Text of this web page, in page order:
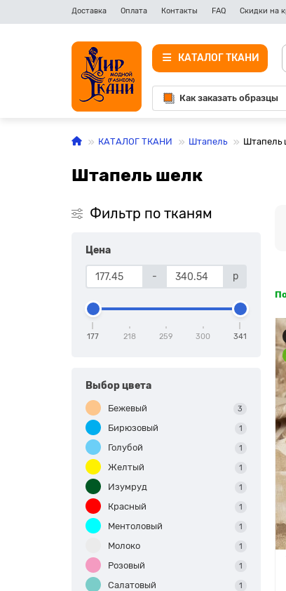
Доставка Оплата Контакты FAQ Скидки на
КАТАЛОГ ТКАНИ
Как заказать образцы
КАТАЛОГ ТКАНИ Штапель Штапель
Штапель шелк
Фильтр по тканям
Цена
- р
177 218 259 300 341
Выбор цвета
Бежевый 3
Бирюзовый 1
Голубой 1
Желтый 1
Изумруд 1
Красный 1
Ментоловый 1
Молоко 1
Розовый 1
Салатовый 1